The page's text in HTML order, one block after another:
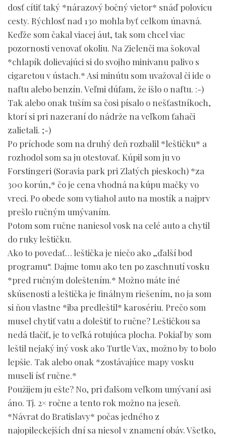
dosť cítiť taký *nárazový bočný vietor* snáď polovicu
cesty. Rýchlosť nad 130 mohla byť celkom únavná.
Keďže som čakal viacej áut, tak som chcel viac
pozornosti venovať okoliu. Na Zielenči ma šokoval
*chlapík dolievajúci si do svojho minivanu palivo s
cigaretou v ústach.* Asi minútu som uvažoval či ide o
naftu alebo benzín. Veľmi dúfam, že išlo o naftu. :-)
Tak alebo onak tuším sa čosi písalo o nešťastníkoch,
ktorí si pri nazeraní do nádrže na veľkom ťahači
zalietali. ;-)
Po príchode som na druhý deň rozbalil *leštičku* a
rozhodol som sa ju otestovať. Kúpil som ju vo
Forstingeri (Soravia park pri Zlatých pieskoch) *za
300 korún,* čo je cena vhodná na kúpu mačky vo
vreci. Po obede som vytiahol auto na mostík a najprv
prešlo ručným umývaním.
Potom som ručne naniesol vosk na celé auto a chytil
do ruky leštičku.
Ako to povedať… leštička je niečo ako „ďalší bod
programu“. Dajme tomu ako ten po zaschnutí vosku
*pred ručným doleštením.* Možno máte iné
skúsenosti a leštička je finálnym riešením, no ja som
si ňou vlastne *iba predleštil* karosériu. Prečo som
musel chytiť vatu a doleštiť to ručne? Leštičkou sa
nedá tlačiť, je to veľká rotujúca plocha. Pokiaľ by som
leštil nejaký iný vosk ako Turtle Vax, možno by to bolo
lepšie. Tak alebo onak *zostávajúce mapy vosku
museli ísť ručne.*
Použijem ju ešte? No, pri ďalšom veľkom umývaní asi
áno. Tj. 2× ročne a tento rok možno na jeseň.
*Návrat do Bratislavy* počas jedného z
najopileckejších dní sa niesol v znamení obáv. Všetko,